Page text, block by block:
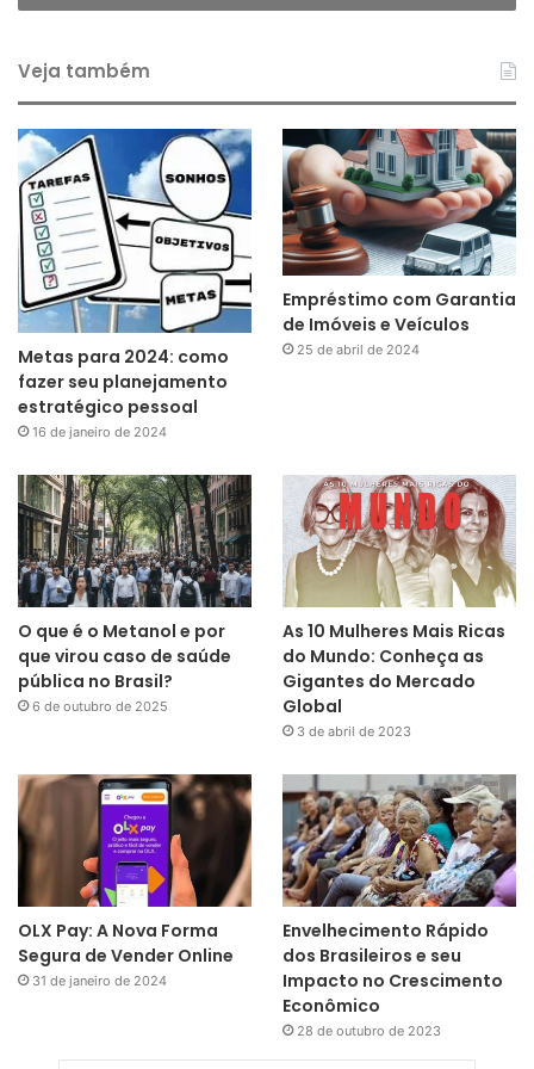
Veja também
Metas para 2024: como
fazer seu planejamento
estratégico pessoal
16 de janeiro de 2024
Empréstimo com Garantia
de Imóveis e Veículos
25 de abril de 2024
O que é o Metanol e por
que virou caso de saúde
pública no Brasil?
6 de outubro de 2025
As 10 Mulheres Mais Ricas
do Mundo: Conheça as
Gigantes do Mercado
Global
3 de abril de 2023
OLX Pay: A Nova Forma
Segura de Vender Online
31 de janeiro de 2024
Envelhecimento Rápido
dos Brasileiros e seu
Impacto no Crescimento
Econômico
28 de outubro de 2023